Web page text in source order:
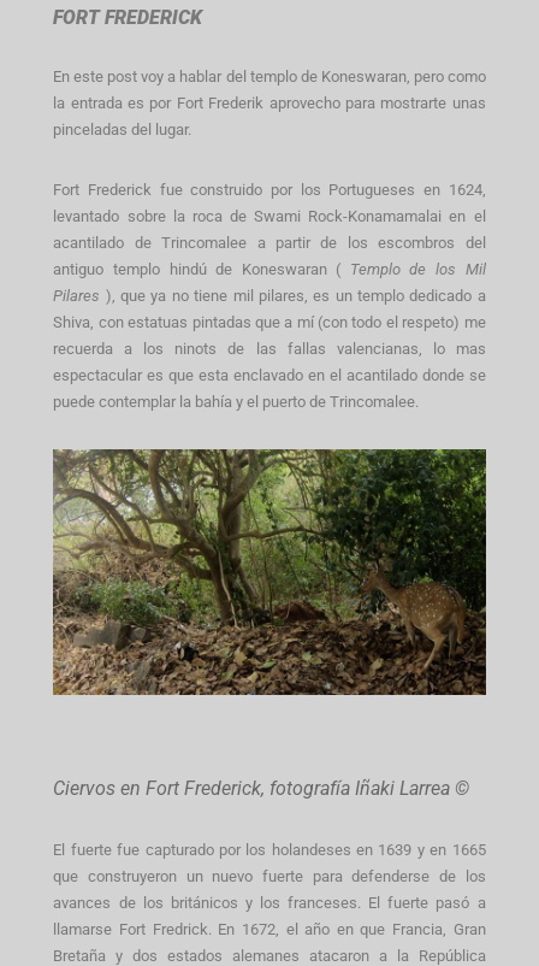
FORT FREDERICK
En este post voy a hablar del templo de Koneswaran, pero como
la entrada es por Fort Frederik aprovecho para mostrarte unas
pinceladas del lugar.
Fort Frederick fue construido por los Portugueses en 1624,
levantado sobre la roca de Swami Rock-Konamamalai en el
acantilado de Trincomalee a partir de los escombros del
antiguo templo hindú de Koneswaran ( Templo de los Mil
Pilares ), que ya no tiene mil pilares, es un templo dedicado a
Shiva, con estatuas pintadas que a mí (con todo el respeto) me
recuerda a los ninots de las fallas valencianas, lo mas
espectacular es que esta enclavado en el acantilado donde se
puede contemplar la bahía y el puerto de Trincomalee.
Ciervos en Fort Frederick, fotografía Iñaki Larrea ©
El fuerte fue capturado por los holandeses en 1639 y en 1665
que construyeron un nuevo fuerte para defenderse de los
avances de los británicos y los franceses. El fuerte pasó a
llamarse Fort Fredrick. En 1672, el año en que Francia, Gran
Bretaña y dos estados alemanes atacaron a la República